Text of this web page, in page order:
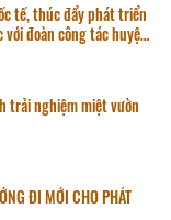
tế, thúc đẩy phát triển
đoàn công tác huyện
trải nghiệm miệt vườn
ĐI MỚI CHO PHÁT